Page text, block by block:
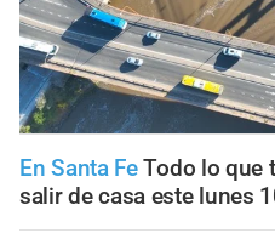
En Santa FeTodo lo que
salir de casa este lunes